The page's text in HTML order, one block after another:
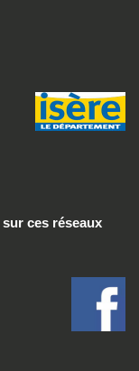
sur ces réseaux